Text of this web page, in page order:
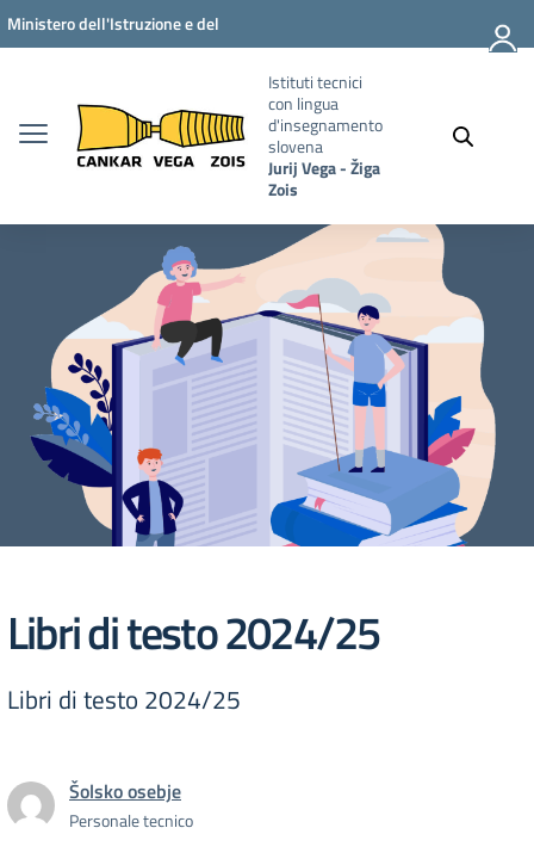
Vai ai contenuti
Vai al menu di navigazione
Vai al footer
Ministero dell'Istruzione e del
Istituti tecnici
con lingua
d'insegnamento
slovena
Jurij Vega - Žiga
Zois
Libri di testo 2024/25
Libri di testo 2024/25
Šolsko osebje
Personale tecnico